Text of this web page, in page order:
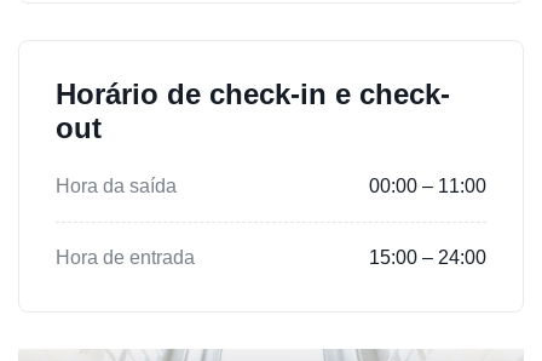
Horário de check-in e check-
out
Hora da saída 00:00 – 11:00
Hora de entrada 15:00 – 24:00